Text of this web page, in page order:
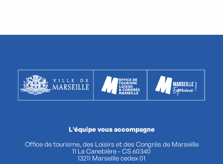
L'équipe vous accompagne
Office de tourisme, des Loisirs et des Congrès de Marseille
11 La Canebière - CS 60340
13211 Marseille cedex 01